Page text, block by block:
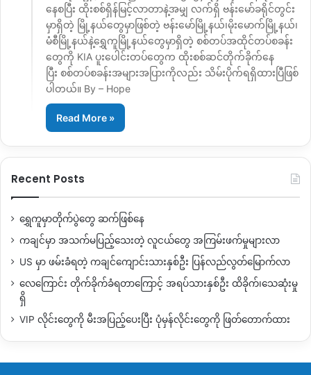
နေစပြီး ထိုးစစ်ရှိန်မြင့်လာတာနဲ့အမျှ လက်ရှိ ဗန်းမော်ခရိုင်တွင်း
မှာရှိတဲ့ မြို့နယ်တွေမှာဖြစ်တဲ့ ဗန်းမော်မြို့နယ်၊မိုးမောက်မြို့နယ်၊
မံစီမြို့နယ်နဲ့ရွှေကူမြို့နယ်တွေမှာရှိတဲ့ စစ်တပ်အထိုင်တပ်စခန်း
တွေကို KIA ပူးပေါင်းတပ်တွေက ထိုးစစ်ဆင်တိုက်ခိုက်နေ
ပြီး စစ်တပ်စခန်းအများအပြားကိုလည်း သိမ်းပိုက်ရရှိထားပြီဖြစ်
ပါတယ်။ By – Hope
Read More »
Recent Posts
ရွှေကူမှာတိုက်ပွဲတွေ ဆက်ဖြစ်နေ
ကချင်မှာ အသက်မပြည့်သေးတဲ့ လူငယ်တွေ အကြမ်းဖက်မှုများလာ
US မှာ ဖမ်းခံရတဲ့ ကချင်ကျောင်းသားနှစ်ဦး ပြန်လည်လွတ်မြောက်လာ
လေကြောင်း တိုက်ခိုက်ခံရတာကြောင့် အရပ်သားနှစ်ဦး ထိခိုက်၊သေဆုံးမှု
ရှိ
VIP လိုင်းတွေကို မီးအပြည့်ပေးပြီး ပုံမှန်လိုင်းတွေကို ဖြတ်တောက်ထား